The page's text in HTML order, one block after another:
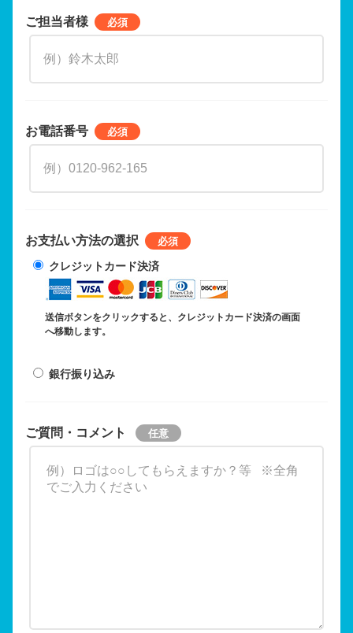
ご担当者様
お電話番号
お支払い方法の選択
クレジットカード決済
送信ボタンをクリックすると、クレジットカード決済の画面
へ移動します。
銀行振り込み
ご質問・コメント